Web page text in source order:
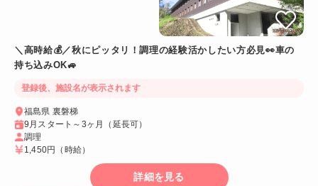
＼高時給💰／秋にピッタリ！調理の経験活かしたい方必見👀車の
持ち込みOK🚙
登録後、施設名が表示されます
福島県 裏磐梯
9月スタート～3ヶ月（延長可）
調理
1,450円
（時給）
詳細を見る